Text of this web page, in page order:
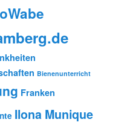
Bienenunterricht
Franken
Ilona Munique